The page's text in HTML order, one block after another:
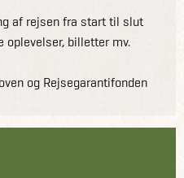
af rejsen fra start til slut
billetter mv.
og Rejsegarantifonden